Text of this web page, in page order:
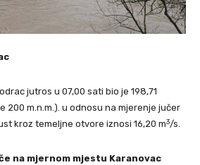
Modrac
jutros u 07,00 sati bio je 198,71
200 m.n.m.). u odnosu na mjerenje jučer
kroz temeljne otvore iznosi 16,20 m3/s.
na mjernom mjestu Karanovac